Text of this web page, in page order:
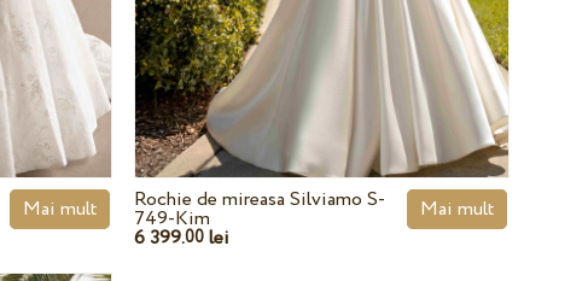
Mai mult Rochie de mireasa Silviamo S-
749-Kim
6 399.00lei
Mai mult